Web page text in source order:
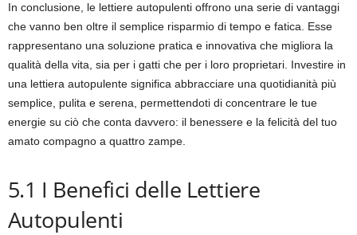
In conclusione, le lettiere autopulenti offrono una serie di vantaggi
che vanno ben oltre il semplice risparmio di tempo e fatica. Esse
rappresentano una soluzione pratica e innovativa che migliora la
qualità della vita, sia per i gatti che per i loro proprietari. Investire in
una lettiera autopulente significa abbracciare una quotidianità più
semplice, pulita e serena, permettendoti di concentrare le tue
energie su ciò che conta davvero: il benessere e la felicità del tuo
amato compagno a quattro zampe.
5.1 I Benefici delle Lettiere
Autopulenti